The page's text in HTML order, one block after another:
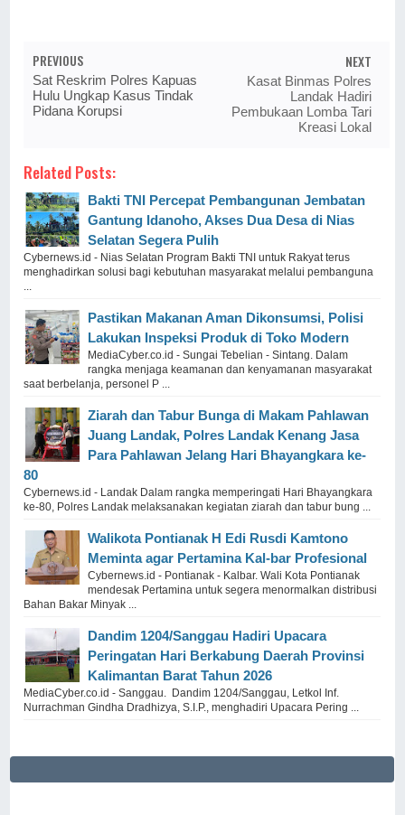
PREVIOUS
Sat Reskrim Polres Kapuas
Hulu Ungkap Kasus Tindak
Pidana Korupsi
NEXT
Kasat Binmas Polres
Landak Hadiri
Pembukaan Lomba Tari
Kreasi Lokal
Related Posts:
Bakti TNI Percepat Pembangunan Jembatan
Gantung Idanoho, Akses Dua Desa di Nias
Selatan Segera Pulih
Cybernews.id - Nias Selatan Program Bakti TNI untuk Rakyat terus
menghadirkan solusi bagi kebutuhan masyarakat melalui pembanguna
Pastikan Makanan Aman Dikonsumsi, Polisi
Lakukan Inspeksi Produk di Toko Modern
MediaCyber.co.id - Sungai Tebelian - Sintang. Dalam
rangka menjaga keamanan dan kenyamanan masyarakat
saat berbelanja, personel P ...
Ziarah dan Tabur Bunga di Makam Pahlawan
Juang Landak, Polres Landak Kenang Jasa
Para Pahlawan Jelang Hari Bhayangkara ke-
80
Cybernews.id - Landak Dalam rangka memperingati Hari Bhayangkara
ke-80, Polres Landak melaksanakan kegiatan ziarah dan tabur bung ...
Walikota Pontianak H Edi Rusdi Kamtono
Meminta agar Pertamina Kal-bar Profesional
Cybernews.id - Pontianak - Kalbar. Wali Kota Pontianak
mendesak Pertamina untuk segera menormalkan distribusi
Bahan Bakar Minyak ...
Dandim 1204/Sanggau Hadiri Upacara
Peringatan Hari Berkabung Daerah Provinsi
Kalimantan Barat Tahun 2026
MediaCyber.co.id - Sanggau. Dandim 1204/Sanggau, Letkol Inf.
Nurrachman Gindha Dradhizya, S.I.P., menghadiri Upacara Pering ...